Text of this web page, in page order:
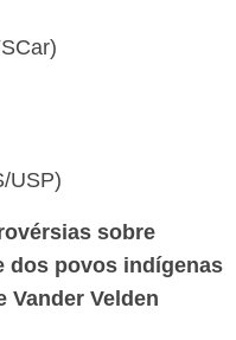
USP)
sobre
dos povos indígenas
Vander Velden